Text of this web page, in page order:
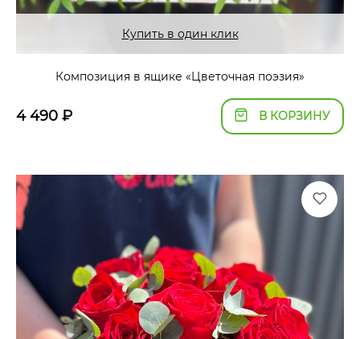
Купить в один клик
Композиция в ящике «Цветочная поэзия»
4 490 ₽ В КОРЗИНУ